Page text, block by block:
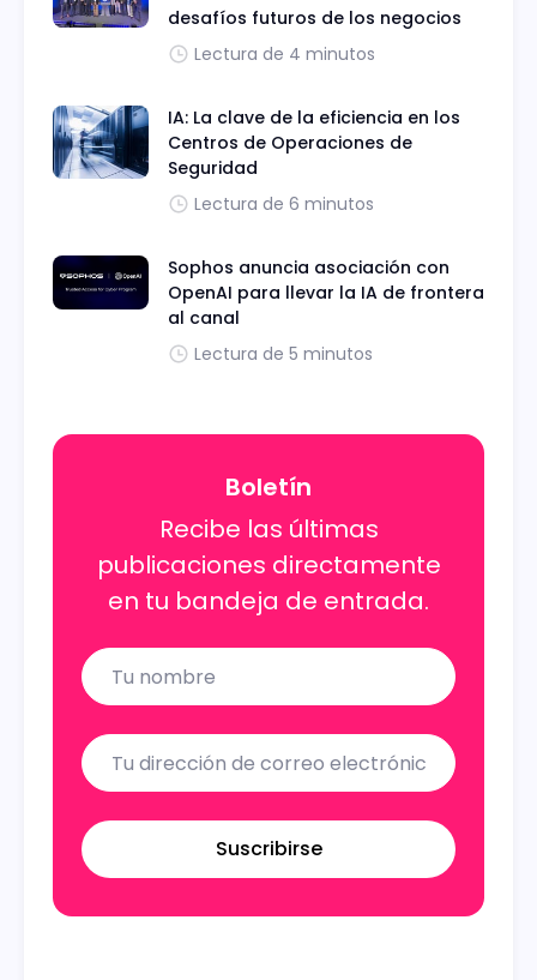
desafíos futuros de los negocios
Lectura de 4 minutos
IA: La clave de la eficiencia en los
Centros de Operaciones de
Seguridad
Lectura de 6 minutos
Sophos anuncia asociación con
OpenAI para llevar la IA de frontera
al canal
Lectura de 5 minutos
Boletín
Recibe las últimas
publicaciones directamente
en tu bandeja de entrada.
Name
Email
Suscribirse